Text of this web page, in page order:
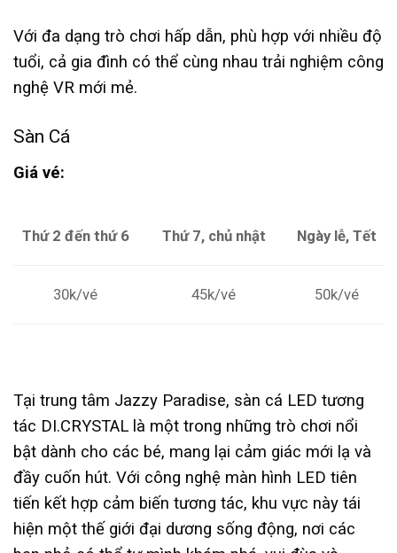
Với đa dạng trò chơi hấp dẫn, phù hợp với nhiều độ
tuổi, cả gia đình có thể cùng nhau trải nghiệm công
nghệ VR mới mẻ.
Sàn Cá
Giá vé:
Thứ 2 đến thứ 6 Thứ 7, chủ nhật Ngày lễ, Tết
30k/vé 45k/vé 50k/vé
Tại trung tâm Jazzy Paradise, sàn cá LED tương
tác DI.CRYSTAL là một trong những trò chơi nổi
bật dành cho các bé, mang lại cảm giác mới lạ và
đầy cuốn hút. Với công nghệ màn hình LED tiên
tiến kết hợp cảm biến tương tác, khu vực này tái
hiện một thế giới đại dương sống động, nơi các